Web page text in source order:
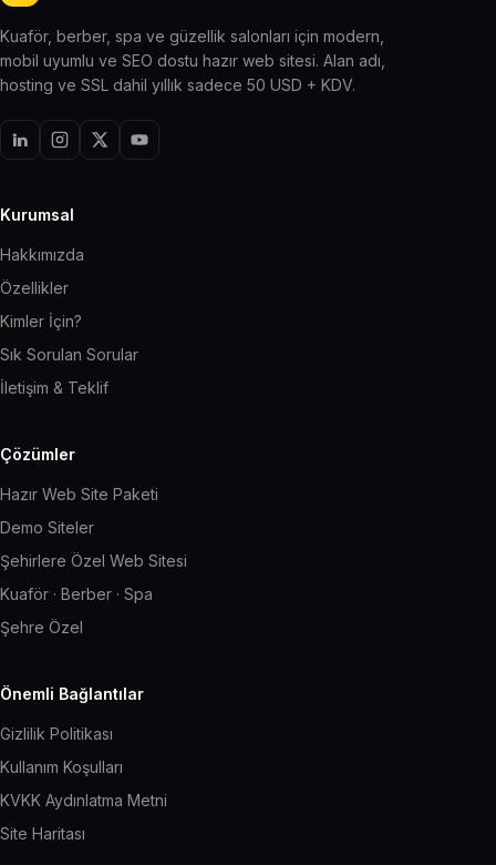
Kuaför, berber, spa ve güzellik salonları için modern,
mobil uyumlu ve SEO dostu hazır web sitesi. Alan adı,
hosting ve SSL dahil yıllık sadece 50 USD + KDV.
Kurumsal
Hakkımızda
Özellikler
Kimler İçin?
Sık Sorulan Sorular
İletişim & Teklif
Çözümler
Hazır Web Site Paketi
Demo Siteler
Şehirlere Özel Web Sitesi
Kuaför · Berber · Spa
Şehre Özel
Önemli Bağlantılar
Gizlilik Politikası
Kullanım Koşulları
KVKK Aydınlatma Metni
Site Haritası